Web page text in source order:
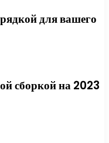
для вашего
сборкой на 2023